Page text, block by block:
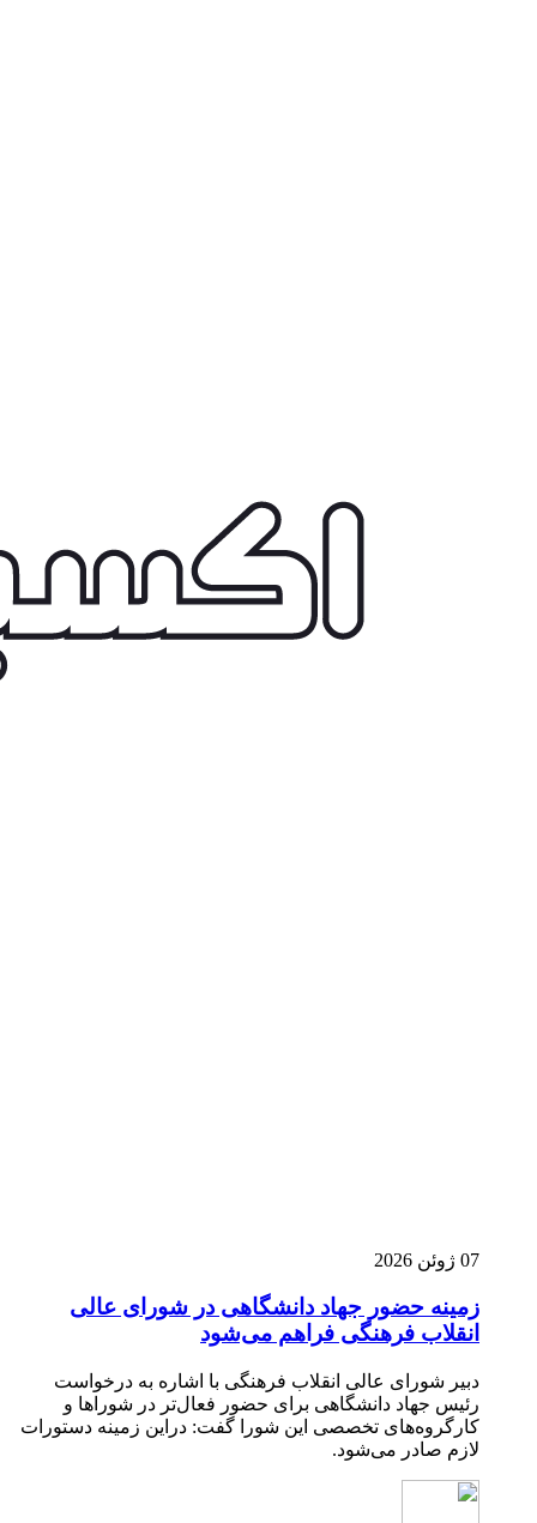
07 ژوئن 2026
زمینه حضور جهاد دانشگاهی در شورای عالی
انقلاب فرهنگی فراهم می‌شود
دبیر شورای عالی انقلاب فرهنگی با اشاره به درخواست
رئیس جهاد دانشگاهی برای حضور فعال‌تر در شوراها و
کارگروه‌های تخصصی این شورا گفت: دراین زمینه دستورات
لازم صادر می‌شود.